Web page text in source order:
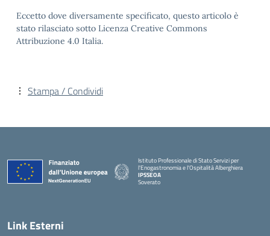
Eccetto dove diversamente specificato, questo articolo è
stato rilasciato sotto Licenza Creative Commons
Attribuzione 4.0 Italia.
Stampa / Condividi
Istituto Professionale di Stato Servizi per
l'Enogastronomia e l'Ospitalità Alberghiera
IPSSEOA
Soverato
Link Esterni